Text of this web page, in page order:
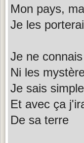
Mon pays,
Je les
Je ne
Ni les
Je sais
Et avec ça
De sa terre